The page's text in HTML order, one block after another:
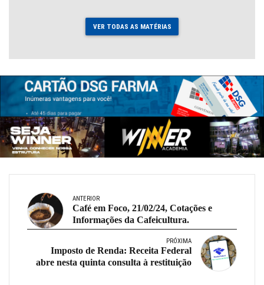
VER TODAS AS MATÉRIAS
ANTERIOR
Café em Foco, 21/02/24, Cotações e
Informações da Cafeicultura.
PRÓXIMA
Imposto de Renda: Receita Federal
abre nesta quinta consulta à restituição